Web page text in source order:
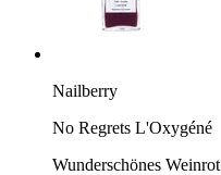
Nailberry
No Regrets L'Oxygéné
Wunderschönes Weinrot